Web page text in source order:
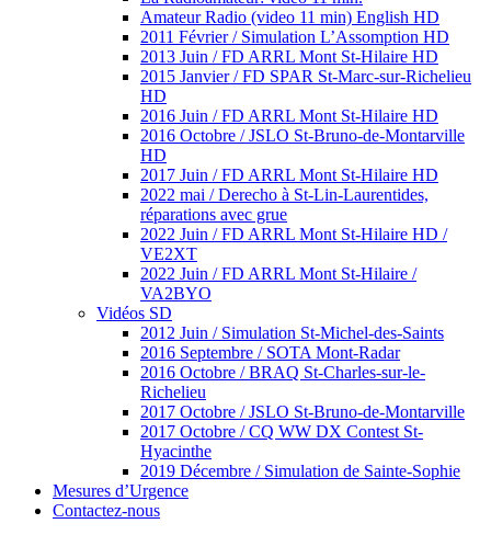
Amateur Radio (video 11 min) English HD
2011 Février / Simulation L’Assomption HD
2013 Juin / FD ARRL Mont St-Hilaire HD
2015 Janvier / FD SPAR St-Marc-sur-Richelieu
HD
2016 Juin / FD ARRL Mont St-Hilaire HD
2016 Octobre / JSLO St-Bruno-de-Montarville
HD
2017 Juin / FD ARRL Mont St-Hilaire HD
2022 mai / Derecho à St-Lin-Laurentides,
réparations avec grue
2022 Juin / FD ARRL Mont St-Hilaire HD /
VE2XT
2022 Juin / FD ARRL Mont St-Hilaire /
VA2BYO
Vidéos SD
2012 Juin / Simulation St-Michel-des-Saints
2016 Septembre / SOTA Mont-Radar
2016 Octobre / BRAQ St-Charles-sur-le-
Richelieu
2017 Octobre / JSLO St-Bruno-de-Montarville
2017 Octobre / CQ WW DX Contest St-
Hyacinthe
2019 Décembre / Simulation de Sainte-Sophie
Mesures d’Urgence
Contactez-nous